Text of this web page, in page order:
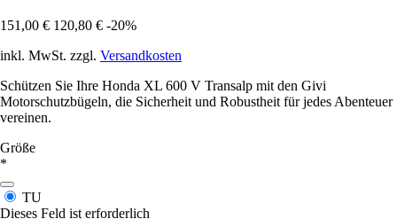
151,00 € 120,80 € -20%
inkl. MwSt. zzgl. Versandkosten
Schützen Sie Ihre Honda XL 600 V Transalp mit den Givi
Motorschutzbügeln, die Sicherheit und Robustheit für jedes Abenteuer
vereinen.
Größe
*
TU
Dieses Feld ist erforderlich